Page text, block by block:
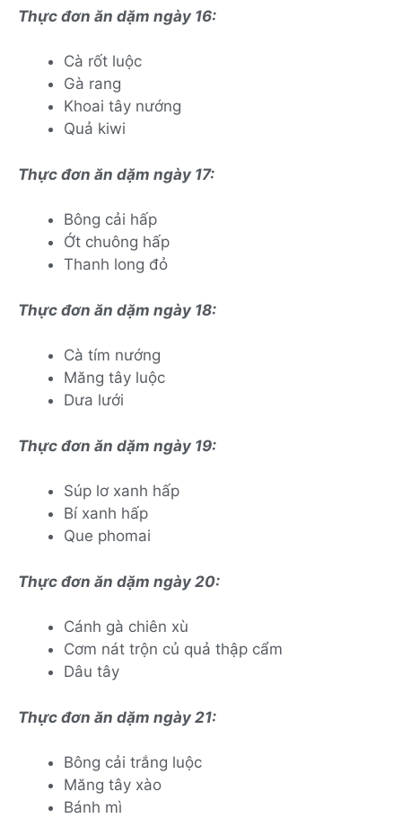
Thực đơn ăn dặm ngày 16:
Cà rốt luộc
Gà rang
Khoai tây nướng
Quả kiwi
Thực đơn ăn dặm ngày 17:
Bông cải hấp
Ớt chuông hấp
Thanh long đỏ
Thực đơn ăn dặm ngày 18:
Cà tím nướng
Măng tây luộc
Dưa lưới
Thực đơn ăn dặm ngày 19:
Súp lơ xanh hấp
Bí xanh hấp
Que phomai
Thực đơn ăn dặm ngày 20:
Cánh gà chiên xù
Cơm nát trộn củ quả thập cẩm
Dâu tây
Thực đơn ăn dặm ngày 21:
Bông cải trắng luộc
Măng tây xào
Bánh mì